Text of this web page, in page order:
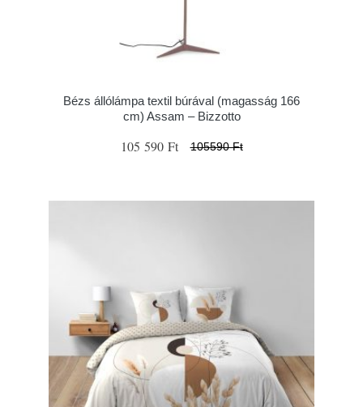
Bézs állólámpa textil búrával (magasság 166
cm) Assam – Bizzotto
105 590 Ft 105590 Ft